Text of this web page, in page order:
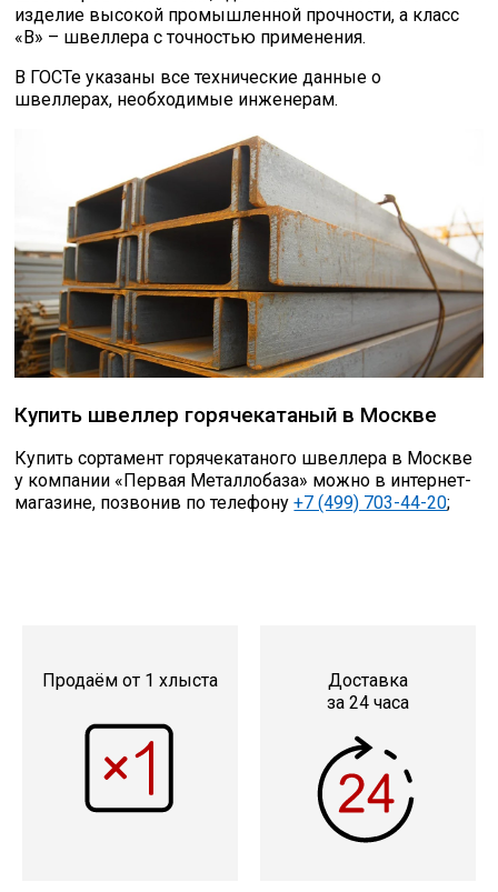
изделие высокой промышленной прочности, а класс
«В» – швеллера с точностью применения.
В ГОСТе указаны все технические данные о
швеллерах, необходимые инженерам.
Купить швеллер горячекатаный в Москве
Купить сортамент горячекатаного швеллера в Москве
у компании «Первая Металлобаза» можно в интернет-
магазине, позвонив по телефону+7 (499) 703-44-20;
Продаём от 1 хлыста
Доставка
за 24 часа